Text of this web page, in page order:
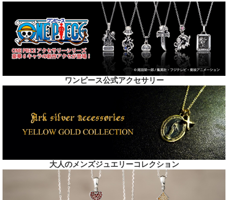
ワンピース公式アクセサリー
大人のメンズジュエリーコレクション